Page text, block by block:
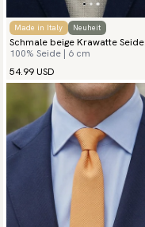
Made in Italy Neuheit
Schmale beige Krawatte Seide
Grenadine
100% Seide | 6 cm
54.99 USD